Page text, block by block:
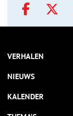
VERHALEN
NIEUWS
KALENDER